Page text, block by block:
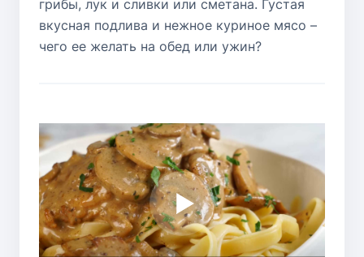
грибы, лук и сливки или сметана. Густая
вкусная подлива и нежное куриное мясо –
чего ее желать на обед или ужин?